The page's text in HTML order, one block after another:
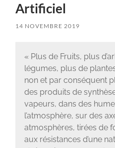
Artificiel
14 NOVEMBRE 2019
« Plus de Fruits, plus
légumes, plus de
non et par conséquent
des produits de
vapeurs, dans des
l’atmosphère, sur des
atmosphères, tirées de
aux résistances d’une